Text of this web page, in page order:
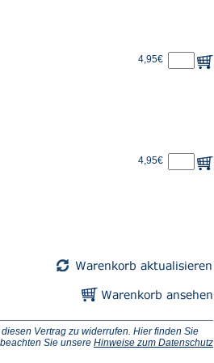
4,95€
4,95€
Vertrag zu widerrufen. Hier finden Sie
Sie unsere Hinweise zum Datenschutz